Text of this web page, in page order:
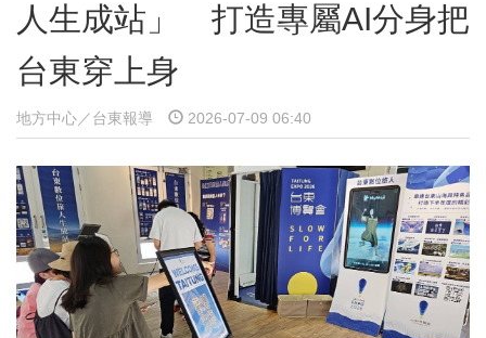
人生成站」 打造專屬AI分身把
台東穿上身
地方中心／台東報導 2026-07-09 06:40